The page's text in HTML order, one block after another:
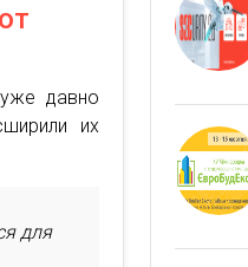
давно
их
для